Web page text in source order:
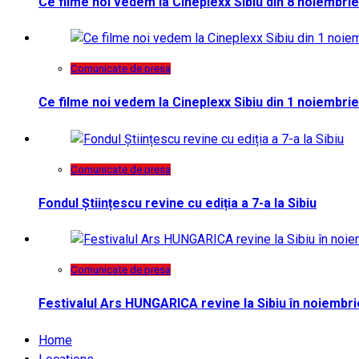
Comunicate de presa
Ce filme noi vedem la Cineplexx Sibiu din 1 noiembrie
Comunicate de presa
Fondul Științescu revine cu ediția a 7-a la Sibiu
Comunicate de presa
Festivalul Ars HUNGARICA revine la Sibiu în
Home